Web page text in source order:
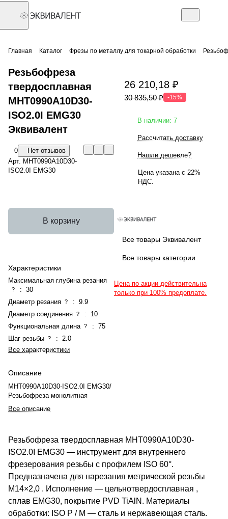
Главная Каталог Фрезы по металлу для токарной обработки
Резьбофреза
твердосплавная
MHT0990A10D30-
ISO2.0I EMG30
Эквивалент
0
Нет отзывов
Арт. MHT0990A10D30-
ISO2.0I EMG30
В корзину
Характеристики
Максимальная глубина резания
? : 30
Диаметр резания ? : 9.9
Диаметр соединения ? :
10
Функциональная длина ? : 75
Шаг резьбы ? :
2.0
Все характеристики
Описание
MHT0990A10D30-ISO2.0I EMG30/
Резьбофреза монолитная
Все описание
26 210,18 ₽
30 835,50 ₽ -15%
В наличии: 7
Рассчитать доставку
Нашли дешевле?
Цена указана с 22%
НДС.
Все товары Эквивалент
Все товары категории
Цена по акции действительна
только при 100% предоплате.
Резьбофреза твердосплавная MHT0990A10D30-
ISO2.0I EMG30 — инструмент для внутреннего
фрезерования резьбы с профилем ISO 60°.
Предназначена для нарезания метрической резьбы
M14×2,0 . Исполнение — цельнотвердосплавная ,
сплав EMG30, покрытие PVD TiAlN. Материалы
обработки: ISO P / M — сталь и нержавеющая сталь.